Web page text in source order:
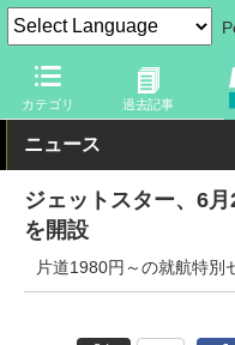
カテゴリ 過去記事
トラベル Watch 企業・政
ニュース
ジェットスター、6
を開設
片道1980円～の就航特別